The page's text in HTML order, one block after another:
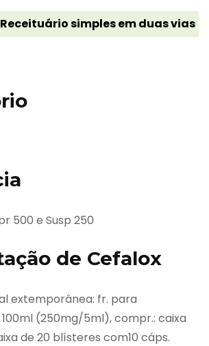
simples em duas vias
500 e Susp 250
de Cefalox
extemporânea: fr. para
(250mg/5ml), compr.: caixa
de 20 blísteres com10 cáps.